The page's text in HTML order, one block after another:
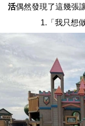
活偶然發現了這幾張
1.「我只想